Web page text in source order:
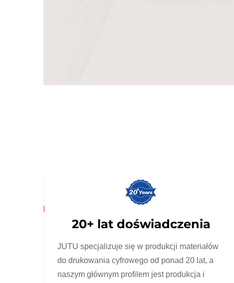
20+ lat doświadczenia
JUTU specjalizuje się w produkcji materiałów
do drukowania cyfrowego od ponad 20 lat, a
naszym głównym profilem jest produkcja i